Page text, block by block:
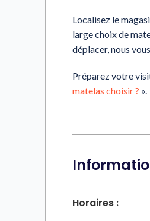
Localisez le
large choix de
déplacer, nous
Préparez votre
matelas choisir ? ».
Horaires :